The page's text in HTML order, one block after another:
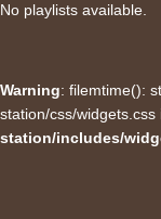
No playlists available.
Warning: filemtime():
station/css/widgets.css
station/includes/